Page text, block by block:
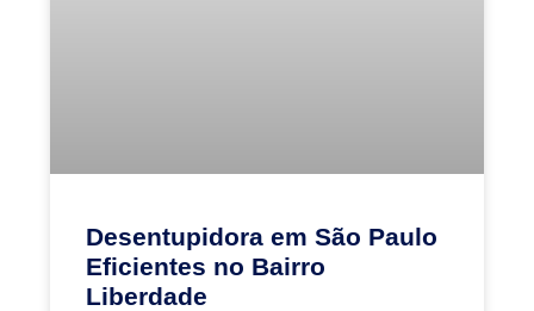
Desentupidora em São Paulo
Eficientes no Bairro
Liberdade